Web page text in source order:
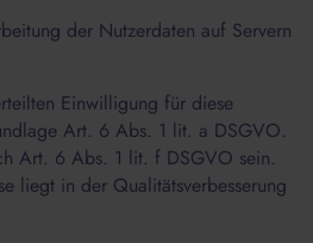
der Nutzerdaten auf Servern
Einwilligung für diese
Art. 6 Abs. 1 lit. a DSGVO.
Art. 6 Abs. 1 lit. f DSGVO sein.
liegt in der Qualitätsverbesserung